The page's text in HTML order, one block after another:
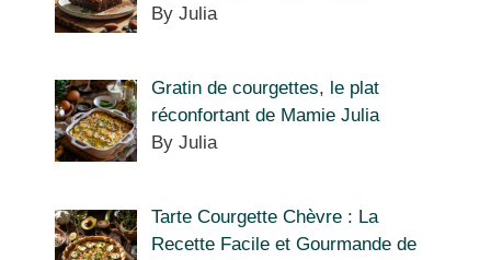
By Julia
Gratin de courgettes, le plat
réconfortant de Mamie Julia
By Julia
Tarte Courgette Chèvre : La
Recette Facile et Gourmande de